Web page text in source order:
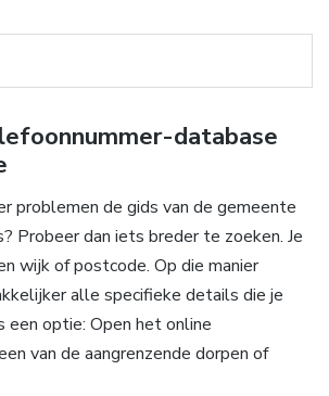
database
problemen de gids van de gemeente
Probeer dan iets breder te zoeken. Je
wijk of postcode. Op die manier
alle specifieke details die je
een optie: Open het online
van de aangrenzende dorpen of